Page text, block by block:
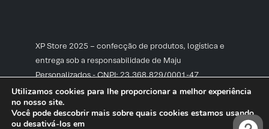
XP Store 2025 – confecção de produtos, logística e
entrega sob a responsabilidade de Maju
Personalizados - CNPJ: 23.368.829/0001-47
Utilizamos cookies para lhe proporcionar a melhor experiência
no nosso site.
Você pode descobrir mais sobre quais cookies estamos usando
ou desativá-los em